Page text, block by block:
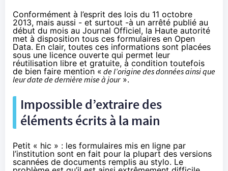
Conformément à l’esprit des lois du 11 octobre
2013, mais aussi - et surtout -à un arrêté publié au
début du mois au Journal Officiel, la Haute autorité
met à disposition tous ces formulaires en Open
Data. En clair, toutes ces informations sont placées
sous une licence ouverte qui permet leur
réutilisation libre et gratuite, à condition toutefois
de bien faire mention « de l’origine des données ainsi que
leur date de dernière mise à jour».
Impossible d’extraire des
éléments écrits à la main
Petit « hic » : les formulaires mis en ligne par
l’institution sont en fait pour la plupart des versions
scannées de documents remplis au stylo. Le